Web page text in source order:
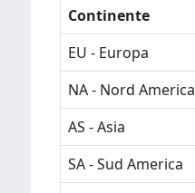
Continente
EU - Europa
NA - Nord America
AS - Asia
SA - Sud America